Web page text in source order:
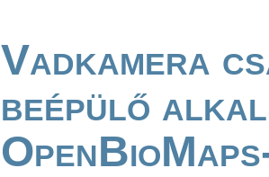
Vadkamera
beépülő